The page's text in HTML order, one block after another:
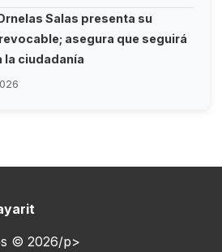
Salas presenta su
asegura que seguirá
la ciudadanía
© 2026/p>